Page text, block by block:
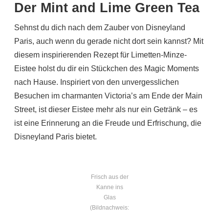
Der Mint and Lime Green Tea
Sehnst du dich nach dem Zauber von Disneyland
Paris, auch wenn du gerade nicht dort sein kannst? Mit
diesem inspirierenden Rezept für Limetten-Minze-
Eistee holst du dir ein Stückchen des Magic Moments
nach Hause. Inspiriert von den unvergesslichen
Besuchen im charmanten Victoria’s am Ende der Main
Street, ist dieser Eistee mehr als nur ein Getränk – es
ist eine Erinnerung an die Freude und Erfrischung, die
Disneyland Paris bietet.
Frisch aus der
Kanne ins
Glas
(Bildnachweis: